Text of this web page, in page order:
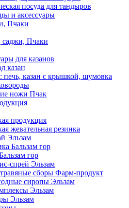
посуда для тандыров
и аксессуары
Пчаки
саджи, Пчаки
для казанов
казан
печь, казан с крышкой, шумовка
ножи Пчак
продукция
жевательная резинка
Эльзам
Бальзам гор
гор
спрей Эльзам
сборы Фарм-продукт
сиропы Эльзам
Эльзам
Эльзам